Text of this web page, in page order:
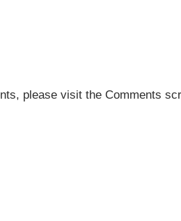
please visit the Comments